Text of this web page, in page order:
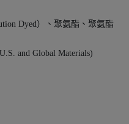
Dyed）、聚氨酯、聚氨酯
and Global Materials)